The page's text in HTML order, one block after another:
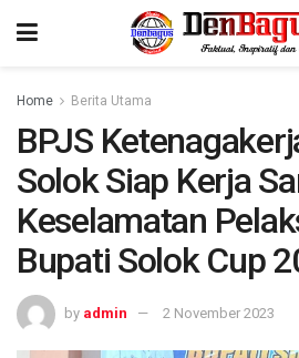
Home Berita Utama
BPJS
Solok Siap Kerja
Keselamatan
Bupati Solok Cup
by admin 2 November 2023